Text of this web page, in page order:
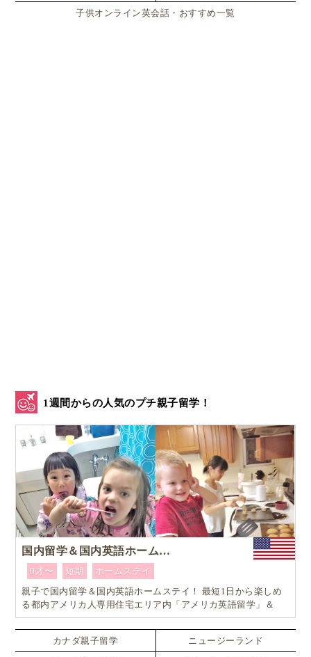
子供オンライン英会話・おすすめ一覧
1週間からの人気のプチ親子留学！
国内留学＆国内英語ホームステイ
0才〜 短期
ホームステイ
親子で国内留学＆国内英語ホームステイ！ 最短1日から楽しめ
る都内アメリカ人専用住宅エリア内「アメリカ英語留学」＆
「ホームステイ体験」プログラム！
カナダ親子留学 ニュージーランド